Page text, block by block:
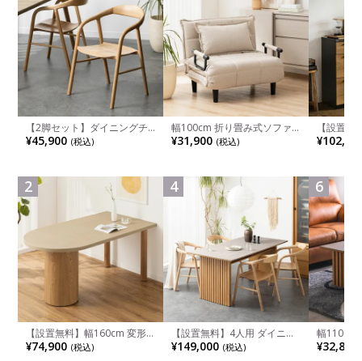
【2脚セット】ダイニングチ
ェア 木製 LUGA 肘付き チェ
ア 天然木 リビング椅子 板座
ュラル ブラウン 完成品
¥45,900 (税込)
2
【設置無料】幅160cm 変形
半円 ダイニングテーブル モ
ルタル風 LENAS コンクリー
¥74,900 (税込)
幅100cm 折り畳み式ソファ
ベッド コンパクト リクライ
ニング カウチスタイル 省ス
¥31,900 (税込)
4
【設置無料】4人用 ダイニン
グテーブルセット 5点 LUGA
セラミックテーブル おしゃれ
¥149,000 (税込)
【設置
チンカウ
板 引き出
れ ウッデ
ル グレー
6
幅110cm
木目調 リ
付き 長方
¥32,800